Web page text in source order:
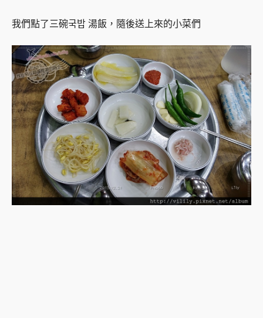
我們點了三碗국밥 湯飯，隨後送上來的小菜們